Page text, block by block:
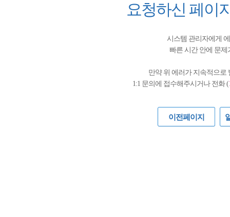
요청하신 페이
시스템 관리자에게
빠른 시간 안에 문
만약 위 에러가 지속적으로
1:1 문의에 접수해주시거나 전화 (
이전페이지